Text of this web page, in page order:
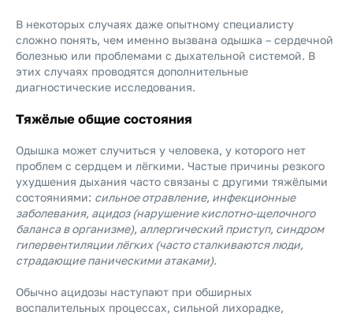
В некоторых случаях даже опытному специалисту
сложно понять, чем именно вызвана одышка – сердечной
болезнью или проблемами с дыхательной системой. В
этих случаях проводятся дополнительные
диагностические исследования.
Тяжёлые общие состояния
Одышка может случиться у человека, у которого нет
проблем с сердцем и лёгкими. Частые причины резкого
ухудшения дыхания часто связаны с другими тяжёлыми
состояниями: сильное отравление, инфекционные
заболевания, ацидоз (нарушение кислотно-щелочного
баланса в организме), аллергический приступ, синдром
гипервентиляции лёгких (часто сталкиваются люди,
страдающие паническими атаками).
Обычно ацидозы наступают при обширных
воспалительных процессах, сильной лихорадке,